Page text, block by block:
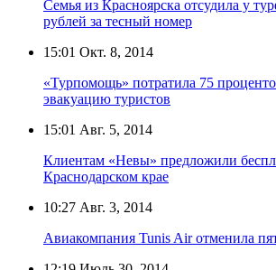
Семья из Красноярска отсудила у
рублей за тесный номер
15:01 Окт. 8, 2014
«Турпомощь» потратила 75
эвакуацию туристов
15:01 Авг. 5, 2014
Клиентам «Невы» предложили
Краснодарском крае
10:27 Авг. 3, 2014
Авиакомпания Tunis Air отменила